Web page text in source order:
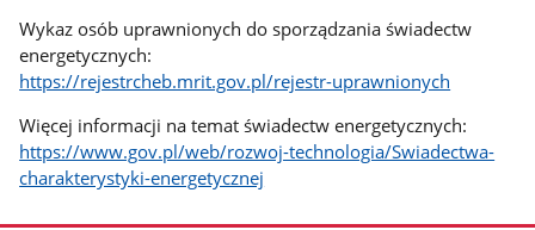
Wykaz osób uprawnionych do sporządzania świadectw
energetycznych:
https://rejestrcheb.mrit.gov.pl/rejestr-uprawnionych
Więcej informacji na temat świadectw energetycznych:
https://www.gov.pl/web/rozwoj-technologia/Swiadectwa-
charakterystyki-energetycznej